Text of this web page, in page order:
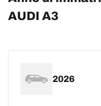
AUDI A3
2026